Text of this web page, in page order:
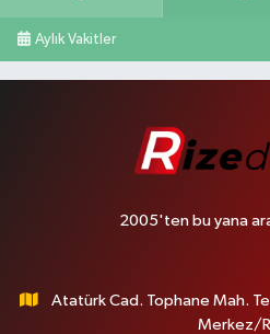
Aylık Vakitler
2005'ten bu yana
Atatürk Cad. Tophane Mah.
Merkez/